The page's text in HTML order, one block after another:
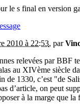
le s final en version
2010 à 22:53, par
relevées par BBF
au XIVème siècle
de 1330, c’est "de
d’article, on peut
à la marge que